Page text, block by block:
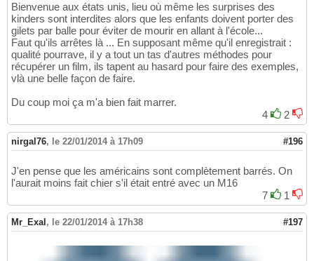
Bienvenue aux états unis, lieu où même les surprises des
kinders sont interdites alors que les enfants doivent porter des
gilets par balle pour éviter de mourir en allant à l'école...
Faut qu'ils arrêtes là ... En supposant même qu'il enregistrait :
qualité pourrave, il y a tout un tas d'autres méthodes pour
récupérer un film, ils tapent au hasard pour faire des exemples,
vlà une belle façon de faire.
Du coup moi ça m'a bien fait marrer.
4
2
nirgal76, le 22/01/2014 à 17h09 #196
J'en pense que les américains sont complètement barrés. On
l'aurait moins fait chier s'il était entré avec un M16
7
1
Mr_Exal , le 22/01/2014 à 17h38 #197